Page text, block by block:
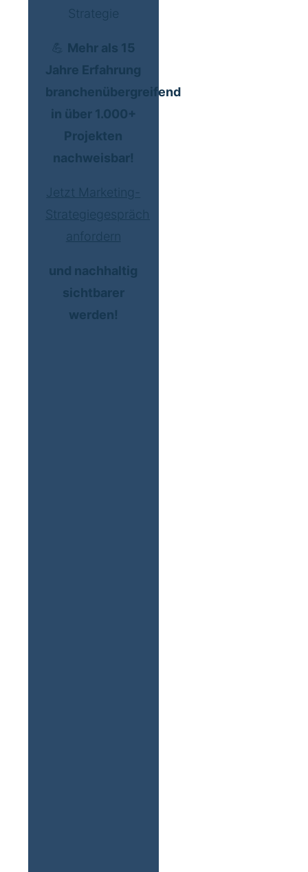
Strategie
💪
Mehr als 15
Jahre Erfahrung
branchenübergreifend
in über 1.000+
Projekten
nachweisbar!
Jetzt Marketing-
Strategiegespräch
anfordern
und nachhaltig
sichtbarer
werden!